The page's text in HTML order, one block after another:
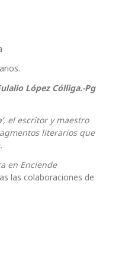
López Cólliga.-Pg
el escritor y maestro
literarios que
en Enciende
las colaboraciones de